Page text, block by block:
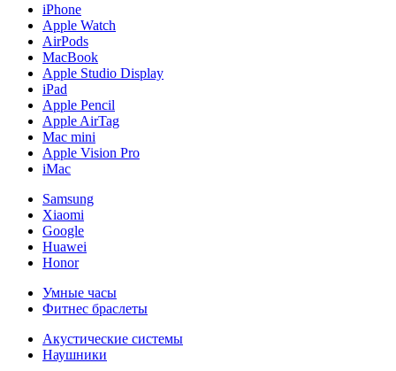
iPhone
Apple Watch
AirPods
MacBook
Apple Studio Display
iPad
Apple Pencil
Apple AirTag
Mac mini
Apple Vision Pro
iMac
Samsung
Xiaomi
Google
Huawei
Honor
Умные часы
Фитнес браслеты
Акустические системы
Наушники